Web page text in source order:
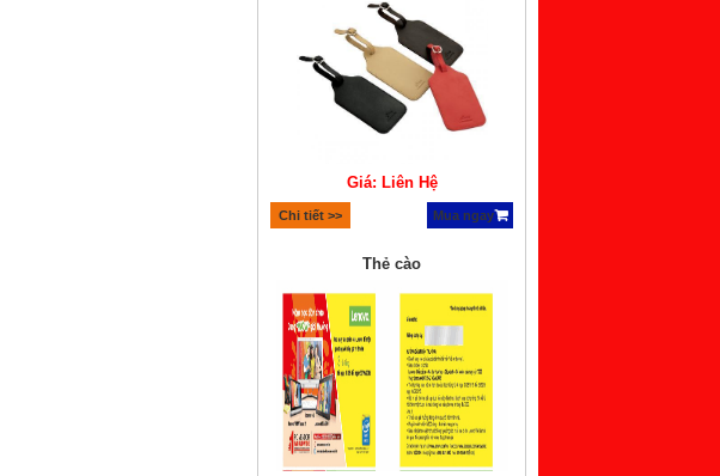
Giá: Liên Hệ
Chi tiết >> Mua ngay
Thẻ cào